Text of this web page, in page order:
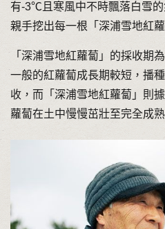
有-3℃且寒風中不時飄落白雪
親手挖出每一根「深浦雪地紅蘿
「深浦雪地紅蘿蔔」的採收期
一般的紅蘿蔔成長期較短，播
收，而「深浦雪地紅蘿蔔」則
蘿蔔在土中慢慢茁壯至完全成熟